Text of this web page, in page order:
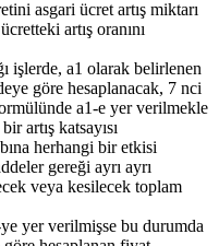
asgari ücret artış miktarı
artış oranını
işlerde, a1 olarak belirlenen
göre hesaplanacak, 7 nci
a1-e yer verilmekle
artış katsayısı
herhangi bir etkisi
gereği ayrı ayrı
veya kesilecek toplam
yer verilmişse bu durumda